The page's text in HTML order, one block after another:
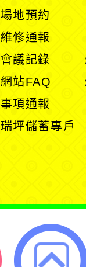
場地預約
維修通報
會議記錄
網站FAQ
事項通報
瑞坪儲蓄專戶